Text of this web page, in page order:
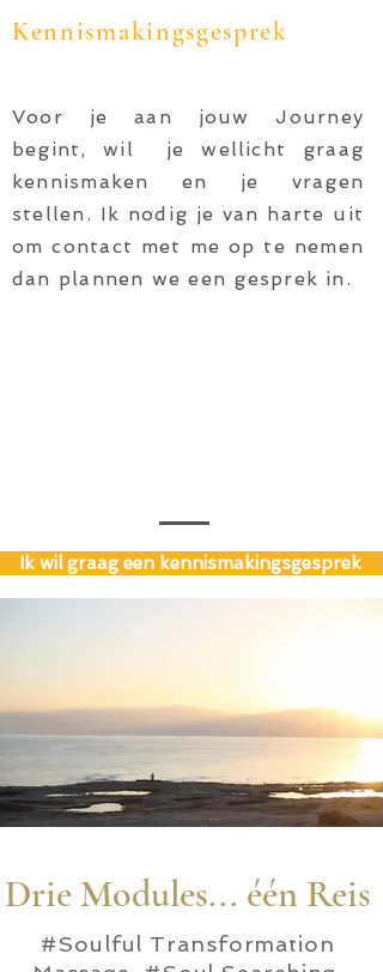
Ik wil graag een kennismakingsgesprek
Kennismakingsgesprek
Voor je aan jouw Journey
begint, wil je wellicht graag
kennismaken en je vragen
stellen. Ik nodig je van harte uit
om contact met me op te nemen
dan plannen we een gesprek in.
Drie Modules... één Reis
#Soulful Transformation